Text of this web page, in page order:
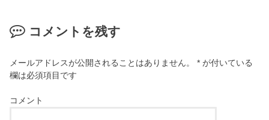
コメントを残す
メールアドレスが公開されることはありません。 * が付いている
欄は必須項目です
コメント